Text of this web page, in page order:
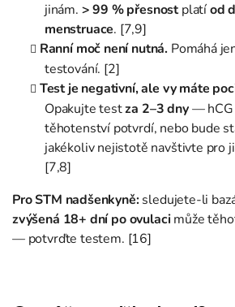
jinám. > 99 % přesnostplatíod
menstruace. [7,9]
Ranní moč není nutná. Pomáhá
testování. [2]
Test je negativní, ale vy máte
Opakujte testza 2–3 dny— hCG
těhotenství potvrdí, nebo bude
jakékoliv nejistotě navštivte pro
[7,8]
Pro STM nadšenkyně:sledujete-li
zvýšená 18+ dní po ovulacimůže
— potvrďte testem. [16]